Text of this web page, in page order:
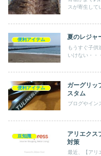
スが寄生して
便利アイテム 夏のレジャ
もうすぐ子
いけない・・
便利アイテム
ガーグリッ
スタム
ブログやイ
豆知識
アリエクス
対策
最近、【アリ